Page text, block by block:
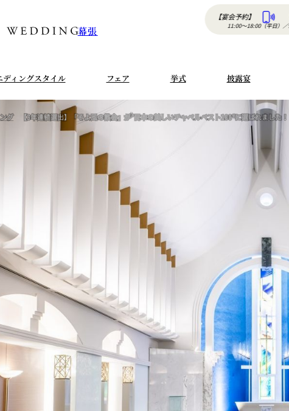
幕張
ディングスタイル フェア 挙式 披露宴
グ 【3年連続選出】「そよ風の教会」が”日本の美しいチャペルベスト100“に選ばれました！
【宴会予約】
11:00〜18:00（平日） ／